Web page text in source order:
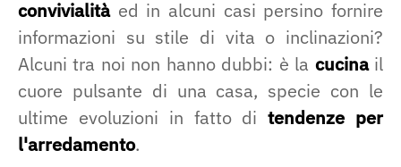
convivialitàed in alcuni casi persino fornire
informazioni su stile di vita o inclinazioni?
Alcuni tra noi non hanno dubbi: è la cucinail
cuore pulsante di una casa, specie con le
ultime evoluzioni in fatto ditendenze per
l'arredamento.